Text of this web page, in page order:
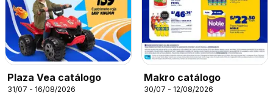
Plaza Vea catálogo
31/07 - 16/08/2026
Makro catálogo
30/07 - 12/08/2026